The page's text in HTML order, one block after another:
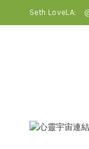
Seth LoveLA: